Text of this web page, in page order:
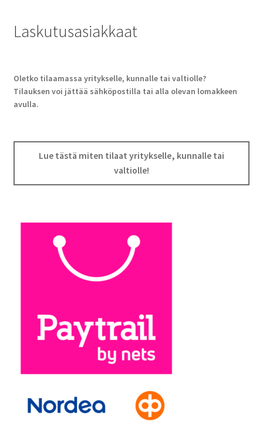
Laskutusasiakkaat
Oletko tilaamassa yritykselle, kunnalle tai valtiolle?
Tilauksen voi jättää sähköpostilla tai alla olevan lomakkeen
avulla.
Lue tästä miten tilaat yritykselle, kunnalle tai
valtiolle!